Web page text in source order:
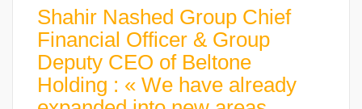
Shahir Nashed Group Chief
Financial Officer & Group
Deputy CEO of Beltone
Holding : « We have already